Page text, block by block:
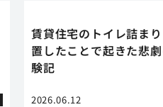
賃貸住宅のトイレ詰ま
置したことで起きた悲
験記
2026.06.12